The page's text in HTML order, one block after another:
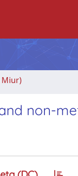
Miur)
non-